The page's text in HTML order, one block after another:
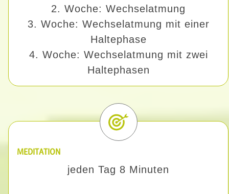
2. Woche: Wechselatmung
3. Woche: Wechselatmung mit einer
Haltephase
4. Woche: Wechselatmung mit zwei
Haltephasen
MEDITATION
jeden Tag 8 Minuten